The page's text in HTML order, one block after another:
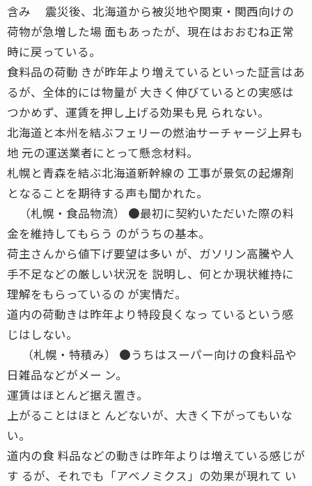
含み 震災後、北海道から被災地や関東・関西向けの
荷物が急増した場 面もあったが、現在はおおむね正常
時に戻っている。
食料品の荷動 きが昨年より増えているといった証言はあ
るが、全体的には物量が 大きく伸びているとの実感は
つかめず、運賃を押し上げる効果も見 られない。
北海道と本州を結ぶフェリーの燃油サーチャージ上昇も
地 元の運送業者にとって懸念材料。
札幌と青森を結ぶ北海道新幹線の 工事が景気の起爆剤
となることを期待する声も聞かれた。
（札幌・食品物流） ●最初に契約いただいた際の料
金を維持してもらう のがうちの基本。
荷主さんから値下げ要望は多い が、ガソリン高騰や人
手不足などの厳しい状況を 説明し、何とか現状維持に
理解をもらっているの が実情だ。
道内の荷動きは昨年より特段良くなっ ているという感
じはしない。
（札幌・特積み） ●うちはスーパー向けの食料品や
日雑品などがメー ン。
運賃はほとんど据え置き。
上がることはほと んどないが、大きく下がってもいな
い。
道内の食 料品などの動きは昨年よりは増えている感じが
す るが、それでも「アベノミクス」の効果が現れて い